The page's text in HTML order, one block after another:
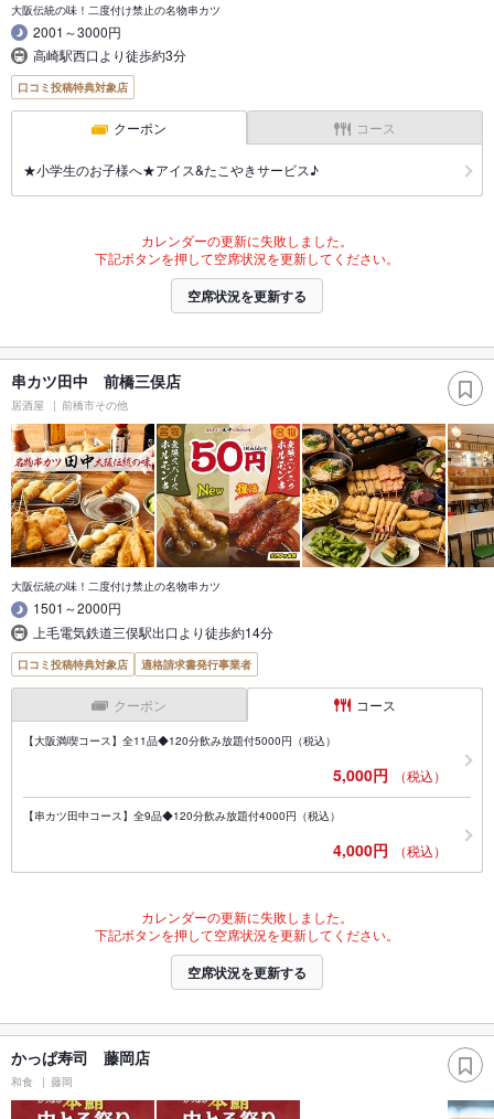
大阪伝統の味！二度付け禁止の名物串カツ
2001～3000円
高崎駅西口より徒歩約3分
口コミ投稿特典対象店
クーポン コース
★小学生のお子様へ★アイス&たこやきサービス♪
カレンダーの更新に失敗しました。
下記ボタンを押して空席状況を更新してください。
空席状況を更新する
串カツ田中 前橋三俣店
居酒屋 前橋市その他
大阪伝統の味！二度付け禁止の名物串カツ
1501～2000円
上毛電気鉄道三俣駅出口より徒歩約14分
口コミ投稿特典対象店 適格請求書発行事業者
クーポン コース
【大阪満喫コース】全11品◆120分飲み放題付5000円（税込）
5,000円 （税込）
【串カツ田中コース】全9品◆120分飲み放題付4000円（税込）
4,000円 （税込）
カレンダーの更新に失敗しました。
下記ボタンを押して空席状況を更新してください。
空席状況を更新する
かっぱ寿司 藤岡店
和食 藤岡